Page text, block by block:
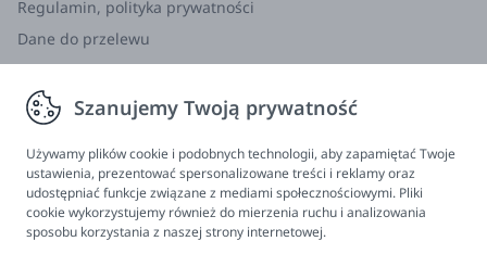
Regulamin, polityka prywatności
Dane do przelewu
Zwroty, wymiana, reklamacja
Informacje
Program lojalnościowy
FAQ - najczęściej zadawane pytania
Newsletter
Szanujemy Twoją prywatność
Używamy plików cookie i podobnych technologii, aby zapamiętać Twoje
ustawienia, prezentować spersonalizowane treści i reklamy oraz
udostępniać funkcje związane z mediami społecznościowymi. Pliki
cookie wykorzystujemy również do mierzenia ruchu i analizowania
sposobu korzystania z naszej strony internetowej.